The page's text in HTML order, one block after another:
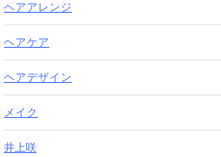
ヘアアレンジ
ヘアケア
ヘアデザイン
メイク
井上咲